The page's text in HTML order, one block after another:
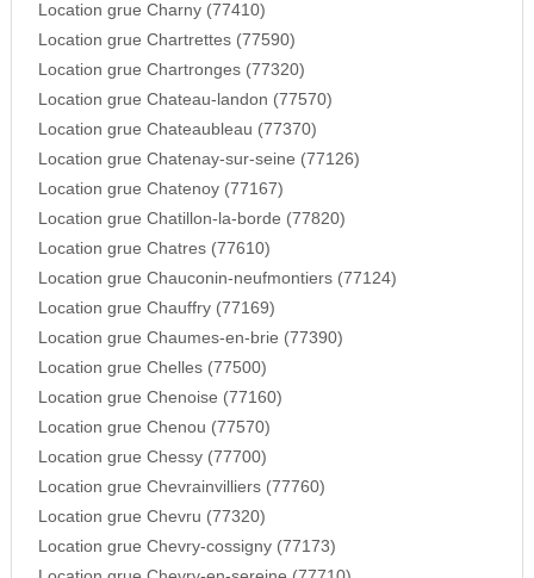
Location grue Charny (77410)
Location grue Chartrettes (77590)
Location grue Chartronges (77320)
Location grue Chateau-landon (77570)
Location grue Chateaubleau (77370)
Location grue Chatenay-sur-seine (77126)
Location grue Chatenoy (77167)
Location grue Chatillon-la-borde (77820)
Location grue Chatres (77610)
Location grue Chauconin-neufmontiers (77124)
Location grue Chauffry (77169)
Location grue Chaumes-en-brie (77390)
Location grue Chelles (77500)
Location grue Chenoise (77160)
Location grue Chenou (77570)
Location grue Chessy (77700)
Location grue Chevrainvilliers (77760)
Location grue Chevru (77320)
Location grue Chevry-cossigny (77173)